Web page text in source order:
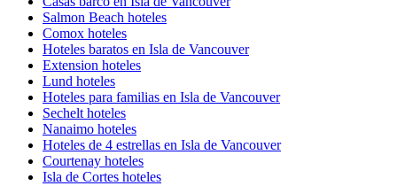
Salmon Beach hoteles
Comox hoteles
Hoteles baratos en Isla de Vancouver
Extension hoteles
Lund hoteles
Hoteles para familias en Isla de Vancouver
Sechelt hoteles
Nanaimo hoteles
Hoteles de 4 estrellas en Isla de Vancouver
Courtenay hoteles
Isla de Cortes hoteles